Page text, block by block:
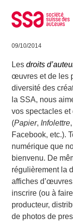
créations
09/10/2014
Les droits
œuvres et de les
diversité des
la SSA, nous
vos spectacles
(Papier, Infolettre
Facebook, etc.).
numérique que
bienvenu. De
régulièrement la
affiches
inscrire (ou à
producteur,
de photos de